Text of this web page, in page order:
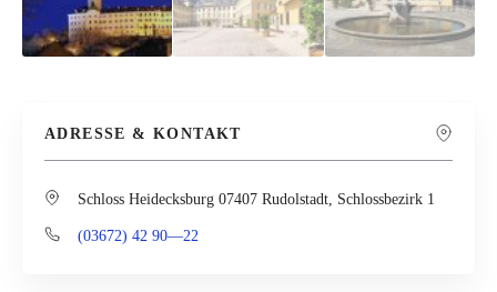
ADRESSE & KONTAKT
Schloss Heidecksburg 07407 Rudolstadt, Schlossbezirk 1
(03672) 42 90—22